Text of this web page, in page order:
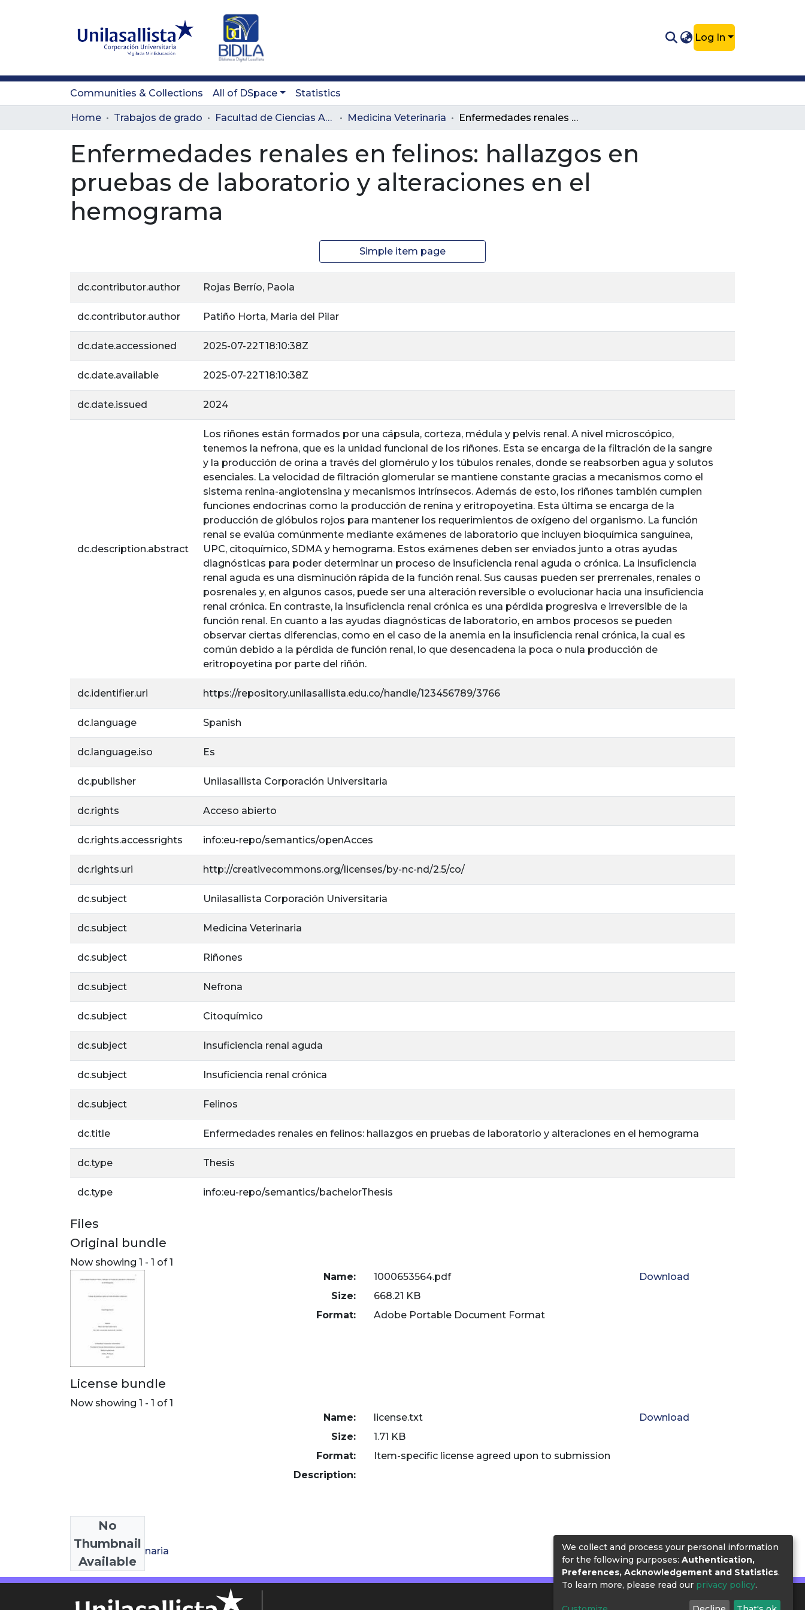
Log In
Communities & Collections All of DSpace Statistics
Home Trabajos de grado Facultad de Ciencias Administrativas y Agropecuarias Medicina Veterinaria Enfermedades renales en felinos: hallazgos en pruebas de laboratorio y alteraciones en el hemograma
Enfermedades renales en felinos: hallazgos en
pruebas de laboratorio y alteraciones en el
hemograma
Simple item page
dc.contributor.author Rojas Berrío, Paola
dc.contributor.author Patiño Horta, Maria del Pilar
dc.date.accessioned 2025-07-22T18:10:38Z
dc.date.available 2025-07-22T18:10:38Z
dc.date.issued 2024
dc.description.abstract
Los riñones están formados por una cápsula, corteza, médula y pelvis renal. A nivel microscópico,
tenemos la nefrona, que es la unidad funcional de los riñones. Esta se encarga de la filtración de la sangre
y la producción de orina a través del glomérulo y los túbulos renales, donde se reabsorben agua y solutos
esenciales. La velocidad de filtración glomerular se mantiene constante gracias a mecanismos como el
sistema renina-angiotensina y mecanismos intrínsecos. Además de esto, los riñones también cumplen
funciones endocrinas como la producción de renina y eritropoyetina. Esta última se encarga de la
producción de glóbulos rojos para mantener los requerimientos de oxígeno del organismo. La función
renal se evalúa comúnmente mediante exámenes de laboratorio que incluyen bioquímica sanguínea,
UPC, citoquímico, SDMA y hemograma. Estos exámenes deben ser enviados junto a otras ayudas
diagnósticas para poder determinar un proceso de insuficiencia renal aguda o crónica. La insuficiencia
renal aguda es una disminución rápida de la función renal. Sus causas pueden ser prerrenales, renales o
posrenales y, en algunos casos, puede ser una alteración reversible o evolucionar hacia una insuficiencia
renal crónica. En contraste, la insuficiencia renal crónica es una pérdida progresiva e irreversible de la
función renal. En cuanto a las ayudas diagnósticas de laboratorio, en ambos procesos se pueden
observar ciertas diferencias, como en el caso de la anemia en la insuficiencia renal crónica, la cual es
común debido a la pérdida de función renal, lo que desencadena la poca o nula producción de
eritropoyetina por parte del riñón.
dc.identifier.uri https://repository.unilasallista.edu.co/handle/123456789/3766
dc.language Spanish
dc.language.iso Es
dc.publisher Unilasallista Corporación Universitaria
dc.rights Acceso abierto
dc.rights.accessrights info:eu-repo/semantics/openAcces
dc.rights.uri http://creativecommons.org/licenses/by-nc-nd/2.5/co/
dc.subject Unilasallista Corporación Universitaria
dc.subject Medicina Veterinaria
dc.subject Riñones
dc.subject Nefrona
dc.subject Citoquímico
dc.subject Insuficiencia renal aguda
dc.subject Insuficiencia renal crónica
dc.subject Felinos
dc.title Enfermedades renales en felinos: hallazgos en pruebas de laboratorio y alteraciones en el hemograma
dc.type Thesis
dc.type info:eu-repo/semantics/bachelorThesis
Files
Original bundle
Now showing 1 - 1 of 1
Name:
1000653564.pdf
Size:
668.21 KB
Format:
Adobe Portable Document Format
Download
License bundle
Now showing 1 - 1 of 1
No
Thumbnail
Available
Name:
license.txt
Size:
1.71 KB
Format:
Item-specific license agreed upon to submission
Description:
Download
Collections
Medicina Veterinaria
We collect and process your personal information
for the following purposes: Authentication,
Preferences, Acknowledgement and Statistics.
To learn more, please read our privacy policy.